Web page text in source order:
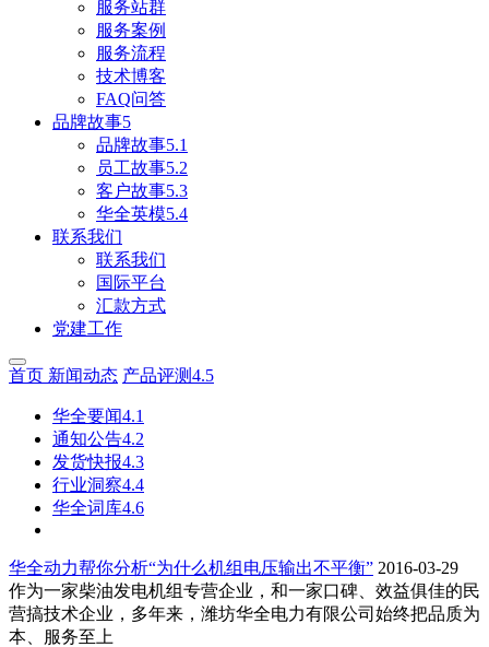
服务站群
服务案例
服务流程
技术博客
FAQ问答
品牌故事5
品牌故事5.1
员工故事5.2
客户故事5.3
华全英模5.4
联系我们
联系我们
国际平台
汇款方式
党建工作
首页 新闻动态 产品评测4.5
华全要闻4.1
通知公告4.2
发货快报4.3
行业洞察4.4
华全词库4.6
华全动力帮你分析“为什么机组电压输出不平衡” 2016-03-29
作为一家柴油发电机组专营企业，和一家口碑、效益俱佳的民
营搞技术企业，多年来，潍坊华全电力有限公司始终把品质为
本、服务至上